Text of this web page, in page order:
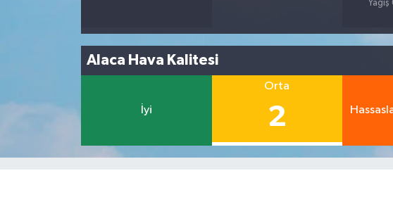
Yağış
Alaca Hava Kalitesi
İyi
Orta
2